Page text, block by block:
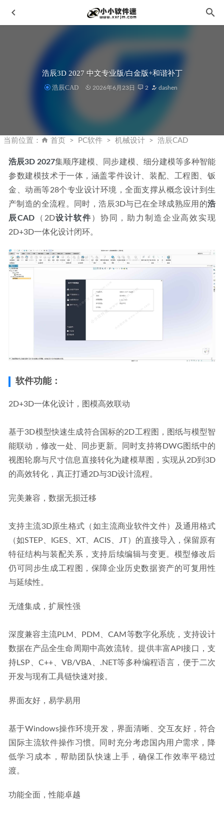
浩辰3D 2027 中文专业版/白金版+和谐补丁
浩辰CAD 2026年6月23日 2 dashen
当前位置： 首页 PC软件 机械设计 浩辰CAD
浩辰3D 2027集顺序建模、同步建模、细分建模等多种智能
参数建模技术于一体，涵盖零件设计、装配、工程图、钣
金、动画等28个专业设计环境，全面支撑从概念设计到生
产制造的全流程。同时，浩辰3D与已在全球成熟应用的浩
辰CAD（2D设计软件）协同，助力制造企业高效实现
2D+3D一体化设计闭环。
软件功能：
2D+3D一体化设计，图模高效联动
基于3D模型快速生成符合国标的2D工程图，图纸与模型智
能联动，修改一处、同步更新。同时支持将DWG图纸中的
视图轮廓与尺寸信息直接转化为建模草图，实现从2D到3D
的高效转化，真正打通2D与3D设计流程。
完美兼容，数据无损迁移
支持主流3D原生格式（如主流商业软件文件）及通用格式
（如STEP、IGES、XT、ACIS、JT）的直接导入，保留原有
特征结构与装配关系，支持后续编辑与变更。模型修改后
仍可同步生成工程图，保障企业历史数据资产的可复用性
与延续性。
无缝集成，扩展性强
深度兼容主流PLM、PDM、CAM等数字化系统，支持设计
数据在产品全生命周期中高效流转。提供丰富API接口，支
持LSP、C++、VB/VBA、.NET等多种编程语言，便于二次
开发与现有工具链快速对接。
界面友好，易学易用
基于Windows操作环境开发，界面清晰、交互友好，符合
国际主流软件操作习惯。同时充分考虑国内用户需求，降
低学习成本，帮助团队快速上手，确保工作效率平稳过
渡。
功能全面，性能卓越
2026-04-06
2023-04-28
CAD安装时提示错误代码1606的解决办法 2020-03-12
红巨星特效预设库套装AE/Pr插件-Red Giant Universe
V2024.0 官方中文汉化破解版 2023-09-22
Google Chrome 114.0.5735.134 中文便携增强版 2023-06-14